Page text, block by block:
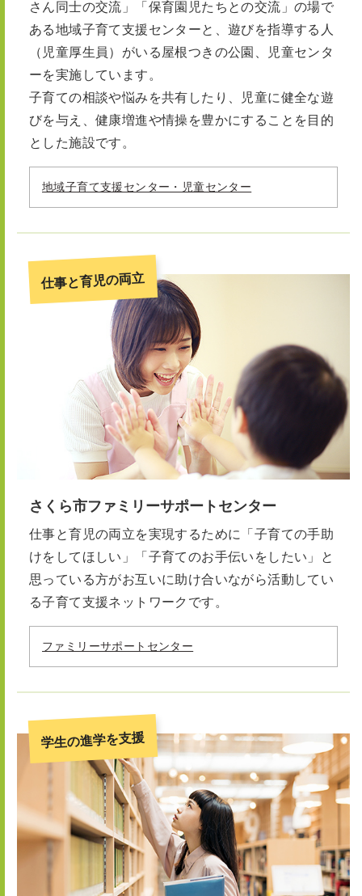
さん同士の交流」「保育園児たちとの交流」の場で
ある地域子育て支援センターと、遊びを指導する人
（児童厚生員）がいる屋根つきの公園、児童センタ
ーを実施しています。
子育ての相談や悩みを共有したり、児童に健全な遊
びを与え、健康増進や情操を豊かにすることを目的
とした施設です。
地域子育て支援センター・児童センター
仕事と育児の両立
さくら市ファミリーサポートセンター
仕事と育児の両立を実現するために「子育ての手助
けをしてほしい」「子育てのお手伝いをしたい」と
思っている方がお互いに助け合いながら活動してい
る子育て支援ネットワークです。
ファミリーサポートセンター
学生の進学を支援